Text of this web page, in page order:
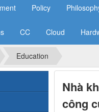
Policy
CC Cloud
Education
Nhà
công